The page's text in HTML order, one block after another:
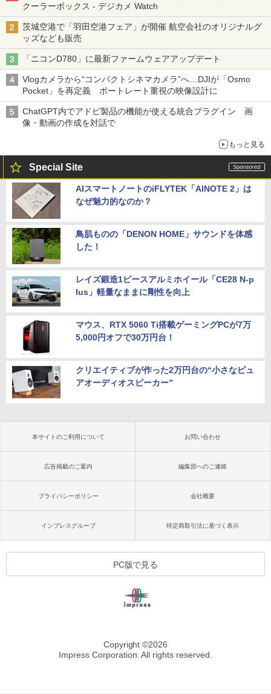
クーラーボックス - デジカメ Watch
茨城空港で「羽田空港フェア」が開催 航空会社のオリジナルグ
ッズなども販売
「ニコンD780」に最新ファームウェアアップデート
Vlogカメラから“コンパクトシネマカメラ”へ…DJIが「Osmo
Pocket」を再定義 ポートレート重視の映像設計に
ChatGPT内でアドビ製品の機能が使える統合プラグイン 画
像・動画の作成を対話で
もっと見る
Special Site
AIスマートノートのiFLYTEK「AINOTE 2」は
なぜ魅力的なのか？
鳥肌ものの「DENON HOME」サウンドを体感
した！
レイズ鍛造1ピースアルミホイール「CE28 N-p
lus」軽量なままに剛性を向上
マウス、RTX 5060 Ti搭載ゲーミングPCが7万
5,000円オフで30万円台！
クリエイティブが作った2万円台の“小さなピュ
アオーディオスピーカー”
本サイトのご利用について お問い合わせ
広告掲載のご案内 編集部へのご連絡
プライバシーポリシー 会社概要
インプレスグループ 特定商取引法に基づく表示
PC版で見る
Copyright ©2026
Impress Corporation. All rights reserved.